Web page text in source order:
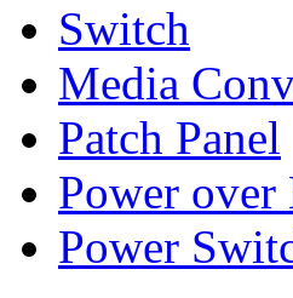
Switch
Media
Patch Panel
Power over
Power